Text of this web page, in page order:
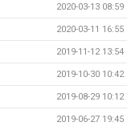
2020-03-13 08:59
2020-03-11 16:55
2019-11-12 13:54
2019-10-30 10:42
2019-08-29 10:12
2019-06-27 19:45